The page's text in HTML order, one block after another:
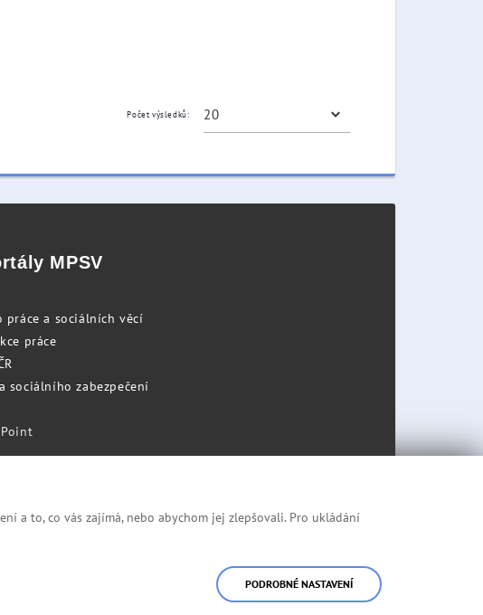
Počet výsledků:
MPSV
práce a sociálních věcí
práce
sociálního zabezpečení
a to, co vás zajímá, nebo abychom jej zlepšovali. Pro ukládání
PODROBNÉ NASTAVENÍ